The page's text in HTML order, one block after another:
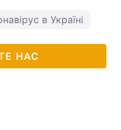
в Україні
НАС